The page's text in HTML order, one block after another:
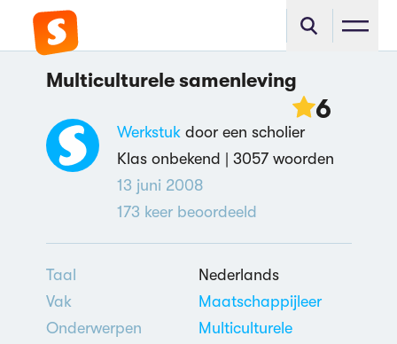
Multiculturele samenleving
6
Werkstukdoor een scholier
Klas onbekend | 3057 woorden
13 juni 2008
173 keer beoordeeld
Taal
Nederlands
Vak
Maatschappijleer
Onderwerpen
Multiculturele